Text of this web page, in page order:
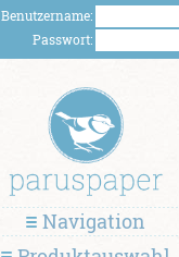
Benutzername:
Passwort:
Navigation